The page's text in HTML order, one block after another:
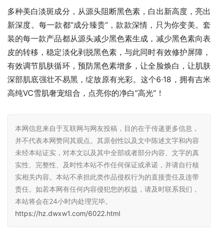
多种美白淡斑成分，从源头阻断黑色素，白出新高度，亮出
新深度。每一款都“成分臻贵”，款款深情，只为你变美。套
装的每一款产品都从源头减少黑色素生成，减少黑色素向表
皮的转移，稳定淡化剥脱黑色素，与此同时有效修护屏障，
有效调节肌肤循环，预防黑色素增多，让全脸焕白，让肌肤
深部肌底强壮不易黑，绽放原有光彩。这个6·18，拥有吉米
高纯VC雪肌奢宠组合，点亮你的净白“高光”！
本网信息来自于互联网与网友投稿，目的在于传递更多信息，
并不代表本网赞同其观点。其原创性以及文中陈述文字和内容
未经本站证实，对本文以及其中全部或者部分内容、文字的真
实性、完整性、及时性本站不作任何保证或承诺，并请自行核
实相关内容。本站不承担此类作品侵权行为的直接责任及连带
责任。如若本网有任何内容侵犯您的权益，请及时联系我们，
本站将会在24小时内处理完毕。
https://hz.dwxw1.com/6022.html